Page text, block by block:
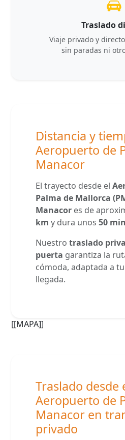
Traslado
Viaje privado y
sin paradas ni
Distancia y
Aeropuerto de
Manacor
El trayecto desde el
Palma de Mallorca
Manacor es de
km y dura unos 50
Nuestro traslado
puerta garantiza la
cómoda, adaptada a
llegada.
[[MAPA]]
Traslado desde
Aeropuerto de
Manacor en
privado